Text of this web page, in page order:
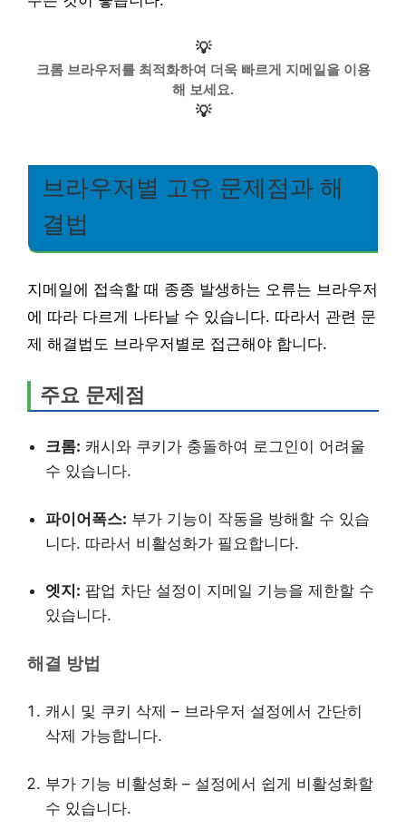
💡
크롬 브라우저를 최적화하여 더욱 빠르게 지메일을 이용
해 보세요.
💡
브라우저별 고유 문제점과 해
결법
지메일에 접속할 때 종종 발생하는 오류는 브라우저
에 따라 다르게 나타날 수 있습니다. 따라서 관련 문
제 해결법도 브라우저별로 접근해야 합니다.
주요 문제점
크롬: 캐시와 쿠키가 충돌하여 로그인이 어려울
수 있습니다.
파이어폭스: 부가 기능이 작동을 방해할 수 있습
니다. 따라서 비활성화가 필요합니다.
엣지: 팝업 차단 설정이 지메일 기능을 제한할 수
있습니다.
해결 방법
캐시 및 쿠키 삭제 – 브라우저 설정에서 간단히
삭제 가능합니다.
부가 기능 비활성화 – 설정에서 쉽게 비활성화할
수 있습니다.